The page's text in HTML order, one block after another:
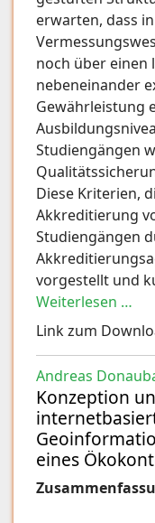
erwarten, dass
noch über einen
nebeneinander
Gewährleistung
Studiengängen
Diese Kriterien,
Akkreditierung
Studiengängen
vorgestellt und
Weiterlesen …
Link zum
Andreas
Konzeption
eines